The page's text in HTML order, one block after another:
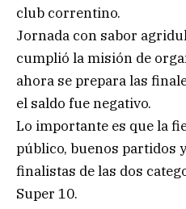
club correntino.
Jornada con sabor
cumplió la misión de
ahora se prepara las
el saldo fue negativo.
Lo importante es que la
público, buenos partidos
finalistas de las dos
Super 10.